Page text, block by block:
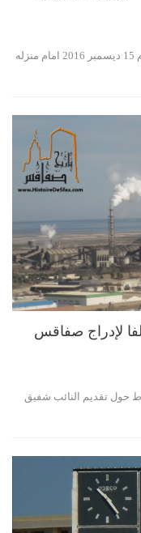
قررت عائلة الشهيد محمد الزواري، الذي اغتيل يوم 15 ديسمبر 2016 امام منزله
والكرامة تستقبل 22 ملفا لإدراج صفاقس
حول تقديم النائب شفيق